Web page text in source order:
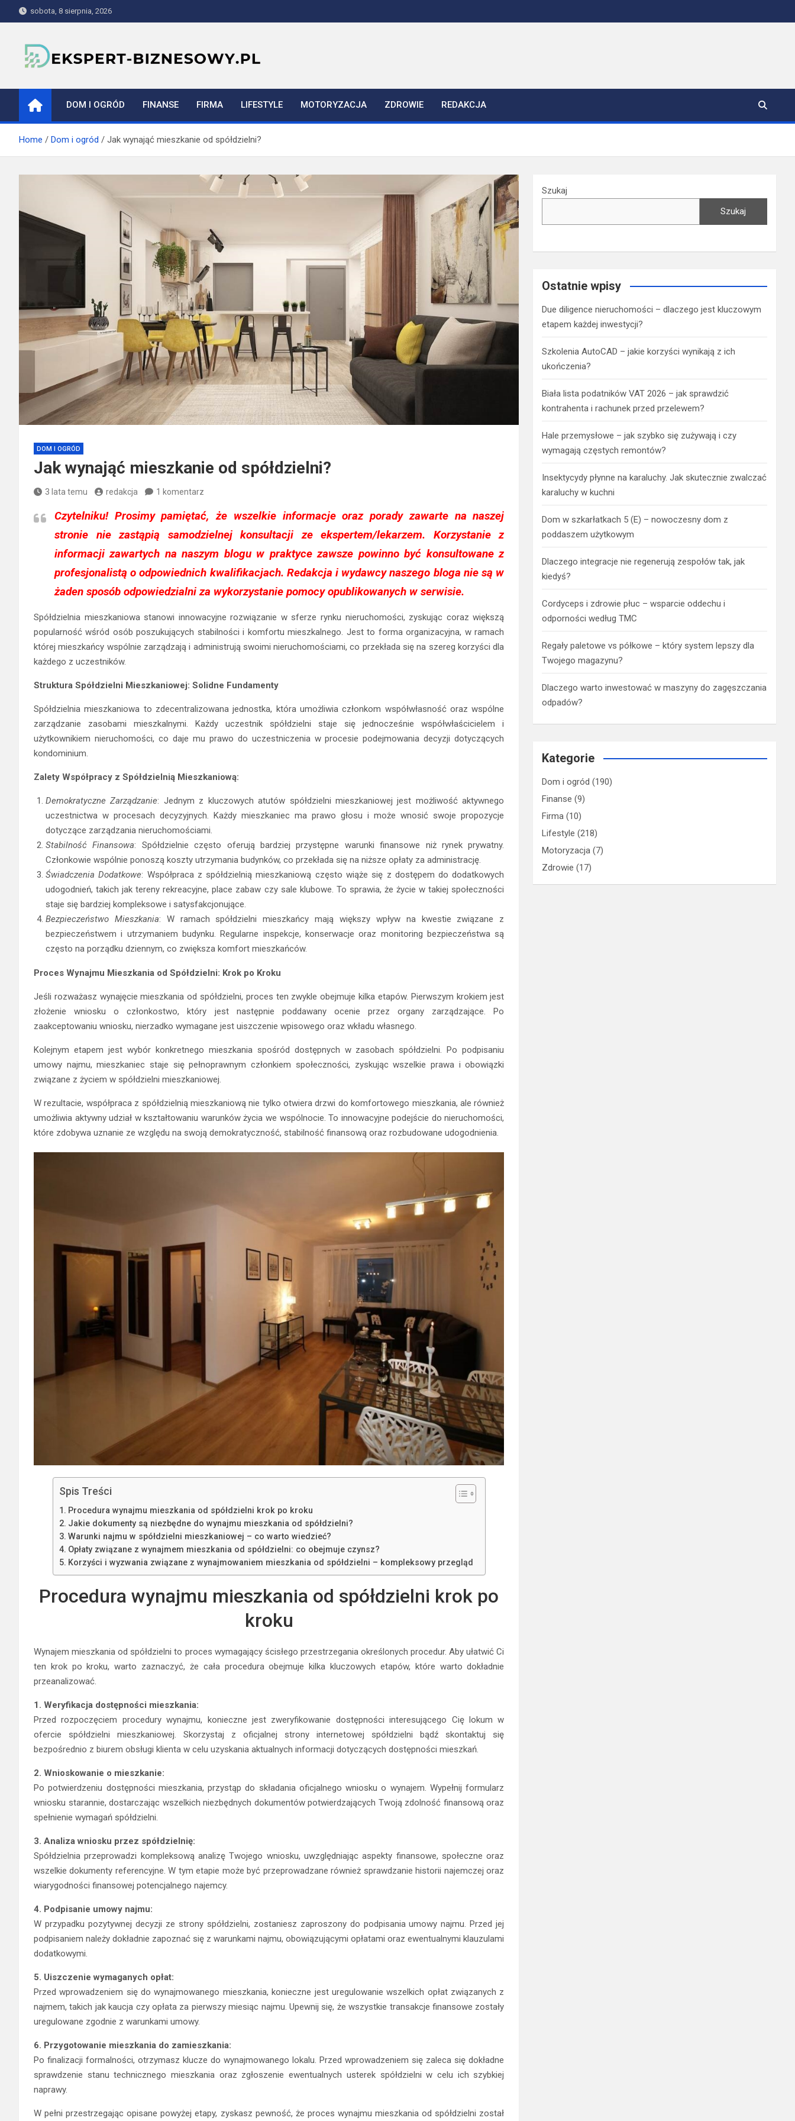
to
sobota, 8 sierpnia, 2026
ekspert-biznesowy.pl
DOM I OGRÓD FINANSE FIRMA LIFESTYLE MOTORYZACJA ZDROWIE REDAKCJA
Home Dom i ogród Jak wynająć mieszkanie od spółdzielni?
DOM I OGRÓD
Jak wynająć mieszkanie od spółdzielni?
3 lata temu redakcja 1 komentarz
Czytelniku!Prosimy pamiętać, że wszelkie informacje oraz porady zawarte na naszej
stronie nie zastąpią samodzielnej konsultacji ze ekspertem/lekarzem. Korzystanie z
informacji zawartych na naszym blogu w praktyce zawsze powinno być konsultowane z
profesjonalistą o odpowiednich kwalifikacjach. Redakcja i wydawcy naszego bloga nie są w
żaden sposób odpowiedzialni za wykorzystanie pomocy opublikowanych w serwisie.
Spółdzielnia mieszkaniowa stanowi innowacyjne rozwiązanie w sferze rynku nieruchomości, zyskując coraz większą
popularność wśród osób poszukujących stabilności i komfortu mieszkalnego. Jest to forma organizacyjna, w ramach
której mieszkańcy wspólnie zarządzają i administrują swoimi nieruchomościami, co przekłada się na szereg korzyści dla
każdego z uczestników.
Struktura Spółdzielni Mieszkaniowej: Solidne Fundamenty
Spółdzielnia mieszkaniowa to zdecentralizowana jednostka, która umożliwia członkom współwłasność oraz wspólne
zarządzanie zasobami mieszkalnymi. Każdy uczestnik spółdzielni staje się jednocześnie współwłaścicielem i
użytkownikiem nieruchomości, co daje mu prawo do uczestniczenia w procesie podejmowania decyzji dotyczących
kondominium.
Zalety Współpracy z Spółdzielnią Mieszkaniową:
Demokratyczne Zarządzanie: Jednym z kluczowych atutów spółdzielni mieszkaniowej jest możliwość aktywnego
uczestnictwa w procesach decyzyjnych. Każdy mieszkaniec ma prawo głosu i może wnosić swoje propozycje
dotyczące zarządzania nieruchomościami.
Stabilność Finansowa: Spółdzielnie często oferują bardziej przystępne warunki finansowe niż rynek prywatny.
Członkowie wspólnie ponoszą koszty utrzymania budynków, co przekłada się na niższe opłaty za administrację.
Świadczenia Dodatkowe: Współpraca z spółdzielnią mieszkaniową często wiąże się z dostępem do dodatkowych
udogodnień, takich jak tereny rekreacyjne, place zabaw czy sale klubowe. To sprawia, że życie w takiej społeczności
staje się bardziej kompleksowe i satysfakcjonujące.
Bezpieczeństwo Mieszkania: W ramach spółdzielni mieszkańcy mają większy wpływ na kwestie związane z
bezpieczeństwem i utrzymaniem budynku. Regularne inspekcje, konserwacje oraz monitoring bezpieczeństwa są
często na porządku dziennym, co zwiększa komfort mieszkańców.
Proces Wynajmu Mieszkania od Spółdzielni: Krok po Kroku
Jeśli rozważasz wynajęcie mieszkania od spółdzielni, proces ten zwykle obejmuje kilka etapów. Pierwszym krokiem jest
złożenie wniosku o członkostwo, który jest następnie poddawany ocenie przez organy zarządzające. Po
zaakceptowaniu wniosku, nierzadko wymagane jest uiszczenie wpisowego oraz wkładu własnego.
Kolejnym etapem jest wybór konkretnego mieszkania spośród dostępnych w zasobach spółdzielni. Po podpisaniu
umowy najmu, mieszkaniec staje się pełnoprawnym członkiem społeczności, zyskując wszelkie prawa i obowiązki
związane z życiem w spółdzielni mieszkaniowej.
W rezultacie, współpraca z spółdzielnią mieszkaniową nie tylko otwiera drzwi do komfortowego mieszkania, ale również
umożliwia aktywny udział w kształtowaniu warunków życia we wspólnocie. To innowacyjne podejście do nieruchomości,
które zdobywa uznanie ze względu na swoją demokratyczność, stabilność finansową oraz rozbudowane udogodnienia.
Spis Treści
Procedura wynajmu mieszkania od spółdzielni krok po kroku
Jakie dokumenty są niezbędne do wynajmu mieszkania od spółdzielni?
Warunki najmu w spółdzielni mieszkaniowej – co warto wiedzieć?
Opłaty związane z wynajmem mieszkania od spółdzielni: co obejmuje czynsz?
Korzyści i wyzwania związane z wynajmowaniem mieszkania od spółdzielni – kompleksowy przegląd
Procedura wynajmu mieszkania od spółdzielni krok po
kroku
Wynajem mieszkania od spółdzielni to proces wymagający ścisłego przestrzegania określonych procedur. Aby ułatwić Ci
ten krok po kroku, warto zaznaczyć, że cała procedura obejmuje kilka kluczowych etapów, które warto dokładnie
przeanalizować.
1. Weryfikacja dostępności mieszkania:
Przed rozpoczęciem procedury wynajmu, konieczne jest zweryfikowanie dostępności interesującego Cię lokum w
ofercie spółdzielni mieszkaniowej. Skorzystaj z oficjalnej strony internetowej spółdzielni bądź skontaktuj się
bezpośrednio z biurem obsługi klienta w celu uzyskania aktualnych informacji dotyczących dostępności mieszkań.
2. Wnioskowanie o mieszkanie:
Po potwierdzeniu dostępności mieszkania, przystąp do składania oficjalnego wniosku o wynajem. Wypełnij formularz
wniosku starannie, dostarczając wszelkich niezbędnych dokumentów potwierdzających Twoją zdolność finansową oraz
spełnienie wymagań spółdzielni.
3. Analiza wniosku przez spółdzielnię:
Spółdzielnia przeprowadzi kompleksową analizę Twojego wniosku, uwzględniając aspekty finansowe, społeczne oraz
wszelkie dokumenty referencyjne. W tym etapie może być przeprowadzane również sprawdzanie historii najemczej oraz
wiarygodności finansowej potencjalnego najemcy.
4. Podpisanie umowy najmu:
W przypadku pozytywnej decyzji ze strony spółdzielni, zostaniesz zaproszony do podpisania umowy najmu. Przed jej
podpisaniem należy dokładnie zapoznać się z warunkami najmu, obowiązującymi opłatami oraz ewentualnymi klauzulami
dodatkowymi.
5. Uiszczenie wymaganych opłat:
Przed wprowadzeniem się do wynajmowanego mieszkania, konieczne jest uregulowanie wszelkich opłat związanych z
najmem, takich jak kaucja czy opłata za pierwszy miesiąc najmu. Upewnij się, że wszystkie transakcje finansowe zostały
uregulowane zgodnie z warunkami umowy.
6. Przygotowanie mieszkania do zamieszkania:
Po finalizacji formalności, otrzymasz klucze do wynajmowanego lokalu. Przed wprowadzeniem się zaleca się dokładne
sprawdzenie stanu technicznego mieszkania oraz zgłoszenie ewentualnych usterek spółdzielni w celu ich szybkiej
naprawy.
W pełni przestrzegając opisane powyżej etapy, zyskasz pewność, że proces wynajmu mieszkania od spółdzielni został
Szukaj
Szukaj
Ostatnie wpisy
Due diligence nieruchomości – dlaczego jest kluczowym
etapem każdej inwestycji?
Szkolenia AutoCAD – jakie korzyści wynikają z ich
ukończenia?
Biała lista podatników VAT 2026 – jak sprawdzić
kontrahenta i rachunek przed przelewem?
Hale przemysłowe – jak szybko się zużywają i czy
wymagają częstych remontów?
Insektycydy płynne na karaluchy. Jak skutecznie zwalczać
karaluchy w kuchni
Dom w szkarłatkach 5 (E) – nowoczesny dom z
poddaszem użytkowym
Dlaczego integracje nie regenerują zespołów tak, jak
kiedyś?
Cordyceps i zdrowie płuc – wsparcie oddechu i
odporności według TMC
Regały paletowe vs półkowe – który system lepszy dla
Twojego magazynu?
Dlaczego warto inwestować w maszyny do zagęszczania
odpadów?
Kategorie
Dom i ogród (190)
Finanse (9)
Firma (10)
Lifestyle (218)
Motoryzacja (7)
Zdrowie (17)